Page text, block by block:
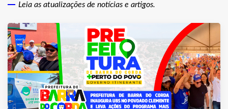
Leia as atualizações de notícias e artigos.